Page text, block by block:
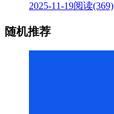
2025-11-19阅读(369)
随机推荐